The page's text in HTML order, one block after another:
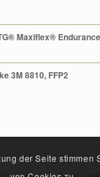
Maxiflex®
3M 8810, FFP2
der Seite stimmen